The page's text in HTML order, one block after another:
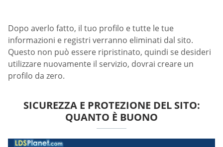
Dopo averlo fatto, il tuo profilo e tutte le tue
informazioni e registri verranno eliminati dal sito.
Questo non può essere ripristinato, quindi se desideri
utilizzare nuovamente il servizio, dovrai creare un
profilo da zero.
SICUREZZA E PROTEZIONE DEL SITO:
QUANTO È BUONO